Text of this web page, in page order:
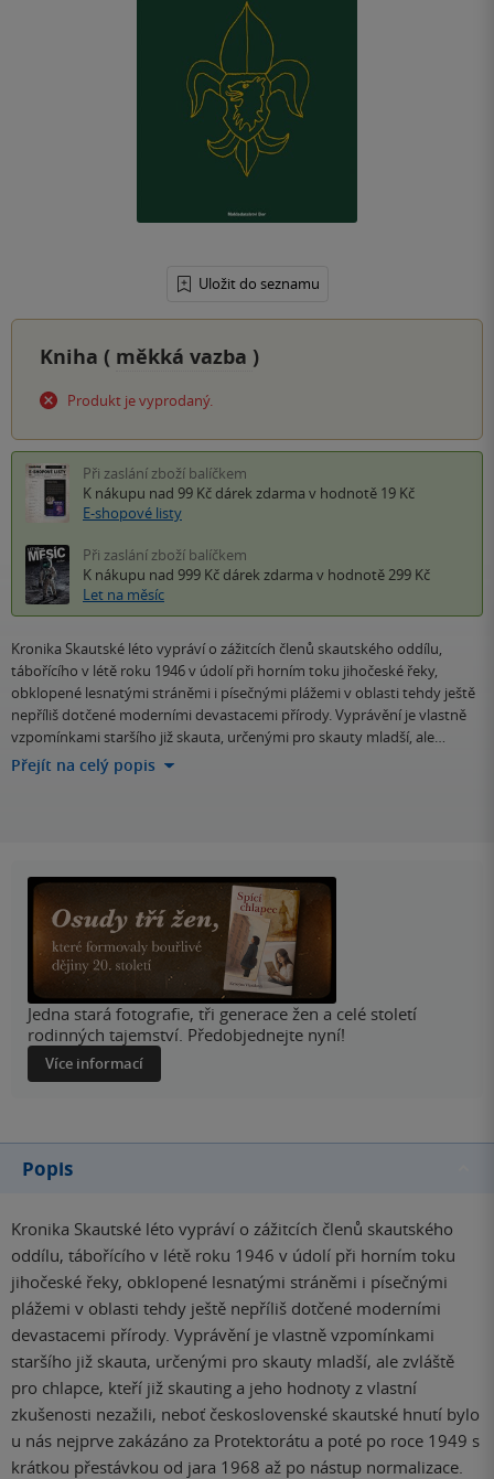
Uložit do seznamu
Kniha ( měkká vazba )
Produkt je vyprodaný.
Při zaslání zboží balíčkem
K nákupu nad 99 Kč dárek zdarma v hodnotě 19 Kč
E-shopové listy
Při zaslání zboží balíčkem
K nákupu nad 999 Kč dárek zdarma v hodnotě 299 Kč
Let na měsíc
Kronika Skautské léto vypráví o zážitcích členů skautského oddílu,
tábořícího v létě roku 1946 v údolí při horním toku jihočeské řeky,
obklopené lesnatými stráněmi i písečnými plážemi v oblasti tehdy ještě
nepříliš dotčené moderními devastacemi přírody. Vyprávění je vlastně
vzpomínkami staršího již skauta, určenými pro skauty mladší, ale…
Přejít na celý popis
Jedna stará fotografie, tři generace žen a celé století
rodinných tajemství. Předobjednejte nyní!
Více informací
Popis
Kronika Skautské léto vypráví o zážitcích členů skautského
oddílu, tábořícího v létě roku 1946 v údolí při horním toku
jihočeské řeky, obklopené lesnatými stráněmi i písečnými
plážemi v oblasti tehdy ještě nepříliš dotčené moderními
devastacemi přírody. Vyprávění je vlastně vzpomínkami
staršího již skauta, určenými pro skauty mladší, ale zvláště
pro chlapce, kteří již skauting a jeho hodnoty z vlastní
zkušenosti nezažili, neboť československé skautské hnutí bylo
u nás nejprve zakázáno za Protektorátu a poté po roce 1949 s
krátkou přestávkou od jara 1968 až po nástup normalizace.